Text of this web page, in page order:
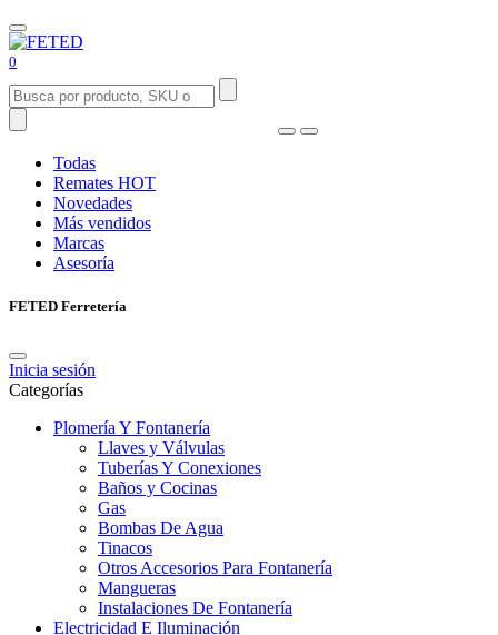
0
Todas
Remates HOT
Novedades
Más vendidos
Marcas
Asesoría
FETED Ferretería
Inicia sesión
Categorías
Plomería Y Fontanería
Llaves y Válvulas
Tuberías Y Conexiones
Baños y Cocinas
Gas
Bombas De Agua
Tinacos
Otros Accesorios Para Fontanería
Mangueras
Instalaciones De Fontanería
Electricidad E Iluminación